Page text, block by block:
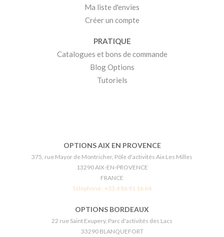
Ma liste d'envies
Créer un compte
PRATIQUE
Catalogues et bons de commande
Blog Options
Tutoriels
OPTIONS AIX EN PROVENCE
375, rue Mayor de Montricher, Pôle d'activités Aix Les Milles
13290 AIX-EN-PROVENCE
FRANCE
Téléphone : +33 4 86 91 16 64
OPTIONS BORDEAUX
22 rue Saint Exupery, Parc d'activités des Lacs
33290 BLANQUEFORT